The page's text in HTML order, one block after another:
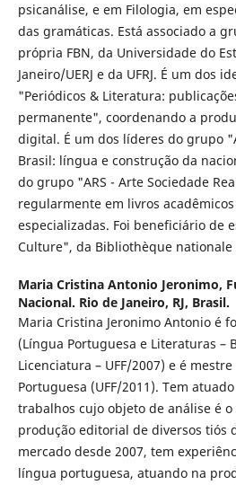
psicanálise, e em Filologia, em
das gramáticas. Está associado a
própria FBN, da Universidade do
Janeiro/UERJ e da UFRJ. É um dos
"Periódicos & Literatura:
permanente", coordenando a
digital. É um dos líderes do grupo
Brasil: língua e construção da
do grupo "ARS - Arte Sociedade
regularmente em livros
especializadas. Foi beneficiário de
Culture", da Bibliothèque nationale
Maria Cristina Antonio Jeronimo,
Nacional. Rio de Janeiro, RJ, Brasil.
Maria Cristina Jeronimo Antonio é
(Língua Portuguesa e Literaturas –
Licenciatura – UFF/2007) e é
Portuguesa (UFF/2011). Tem
trabalhos cujo objeto de análise é
produção editorial de diversos tiós
mercado desde 2007, tem
língua portuguesa, atuando na